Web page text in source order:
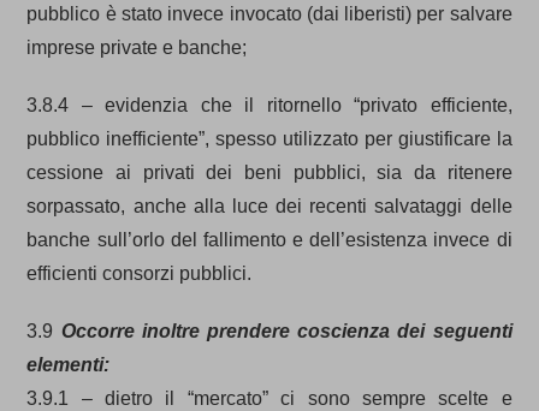
pubblico è stato invece invocato (dai liberisti) per salvare
imprese private e banche;
3.8.4 – evidenzia che il ritornello “privato efficiente,
pubblico inefficiente”, spesso utilizzato per giustificare la
cessione ai privati dei beni pubblici, sia da ritenere
sorpassato, anche alla luce dei recenti salvataggi delle
banche sull’orlo del fallimento e dell’esistenza invece di
efficienti consorzi pubblici.
3.9 Occorre inoltre prendere coscienza dei seguenti
elementi:
3.9.1 – dietro il “mercato” ci sono sempre scelte e